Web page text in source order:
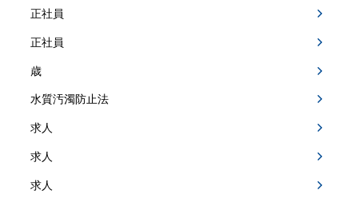
正社員
正社員
歳
水質汚濁防止法
求人
求人
求人